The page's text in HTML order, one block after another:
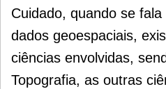
Cuidado, quando se
dados geoespaciais,
ciências envolvidas,
Topografia, as outras